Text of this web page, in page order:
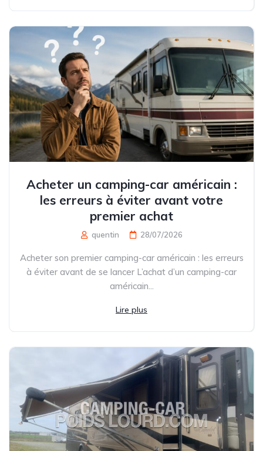
Acheter un camping-car américain :
les erreurs à éviter avant votre
premier achat
quentin 28/07/2026
Acheter son premier camping-car américain : les erreurs
à éviter avant de se lancer L’achat d’un camping-car
américain...
Lire plus